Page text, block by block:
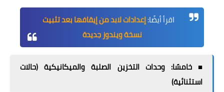
اقرأ أيضًا:إعدادات لابد من إيقافها بعد تثبيت
نسخة ويندوز جديدة
■ خامسًا: وحدات التخزين الصلبة والميكانيكية (حالات
استثنائية)